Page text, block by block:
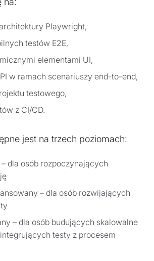
Playwright,
testów E2E,
elementami UI,
w ramach scenariuszy end-to-end,
testowego,
z CI/CD.
jest na trzech poziomach:
dla osób rozpoczynających
– dla osób rozwijających
– dla osób budujących skalowalne
testy z procesem